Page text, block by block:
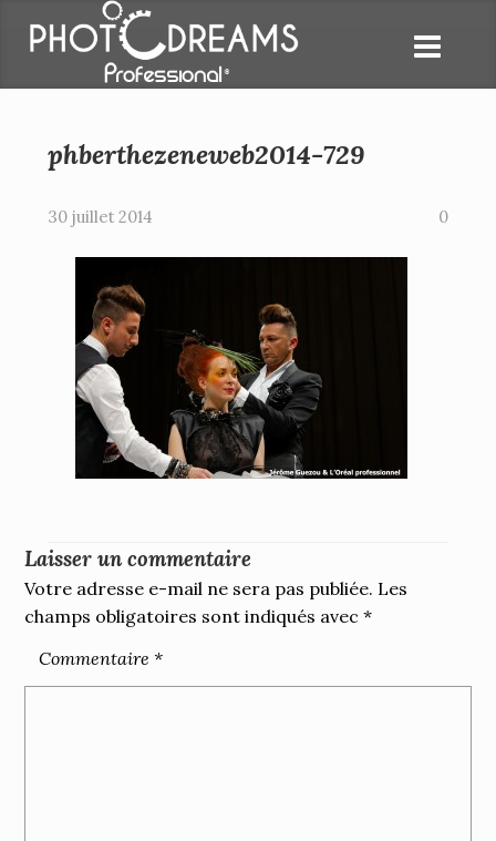
phberthezeneweb2014-729
30 juillet 2014 0
Laisser un commentaire
Votre adresse e-mail ne sera pas publiée. Les
champs obligatoires sont indiqués avec*
Commentaire *